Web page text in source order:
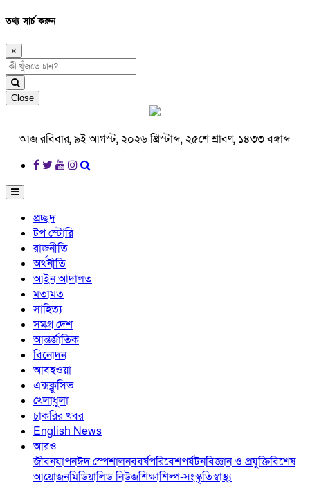
তথ্য সার্চ করুন
×
Close
আজ রবিবার, ৯ই আগস্ট, ২০২৬ খ্রিস্টাব্দ, ২৫শে শ্রাবণ, ১৪৩৩ বঙ্গাব্দ
প্রচ্ছদ
টপ স্টোরি
রাজনীতি
অর্থনীতি
আইন আদালত
মতামত
সাহিত্য
সমগ্র দেশ
আন্তর্জাতিক
বিনোদন
আবহওয়া
এক্সক্লুসিভ
খেলাধুলা
চাকরির খবর
English News
আরও
জীবনযাপনঈদ স্পেশালনববর্ষপরিবেশপর্যটনবিজ্ঞান ও প্রযুক্তিবিশেষ
আয়োজনমিডিয়ালিড নিউজশিক্ষাশিল্প-সংস্কৃতিস্বাস্থ্য